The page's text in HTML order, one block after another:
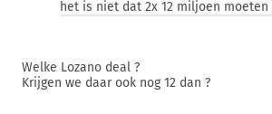
het is niet dat 2x 12 miljoen
Welke Lozano deal ?
Krijgen we daar ook nog 12 dan ?